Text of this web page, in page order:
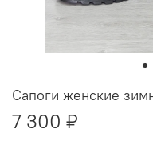
Сапоги женские
7 300 ₽